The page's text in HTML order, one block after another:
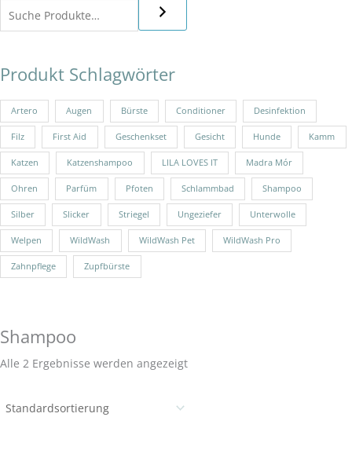
Produkt Schlagwörter
Artero Augen Bürste Conditioner Desinfektion
Filz First Aid Geschenkset Gesicht Hunde Kamm
Katzen Katzenshampoo LILA LOVES IT Madra Mór
Ohren Parfüm Pfoten Schlammbad Shampoo
Silber Slicker Striegel Ungeziefer Unterwolle
Welpen WildWash WildWash Pet WildWash Pro
Zahnpflege Zupfbürste
Shampoo
Alle 2 Ergebnisse werden angezeigt